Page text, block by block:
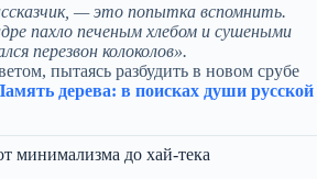
— это попытка вспомнить.
пахло печеным хлебом и сушеными
перезвон колоколов».
пытаясь разбудить в новом срубе
дерева: в поисках души русской
минимализма до хай-тека